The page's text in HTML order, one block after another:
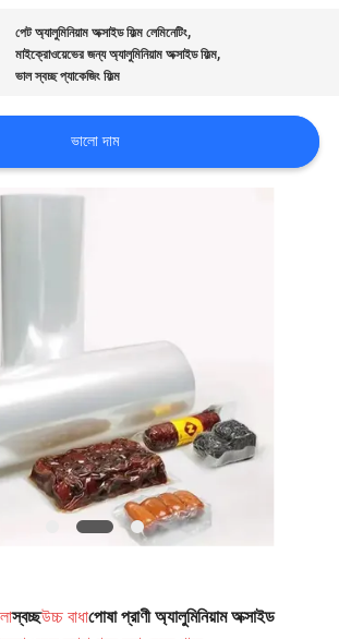
পেট অ্যালুমিনিয়াম অক্সাইড ফিল্ম লেমিনেটিং,
মাইক্রোওয়েভের জন্য অ্যালুমিনিয়াম অক্সাইড ফিল্ম,
ভাল স্বচ্ছ প্যাকেজিং ফিল্ম
ভালো দাম
স্বচ্ছউচ্চ বাধাপোষা প্রাণী অ্যালুমিনিয়াম অক্সাইড